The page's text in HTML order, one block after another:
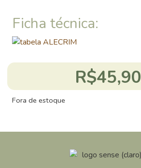
Ficha técnica:
R$45,90
Fora de estoque